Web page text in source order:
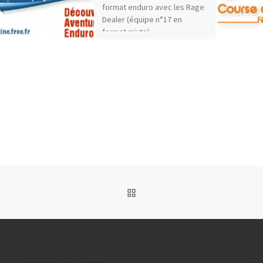
format enduro avec les Rage
Dealer (équipe n°17 en
format mixte)